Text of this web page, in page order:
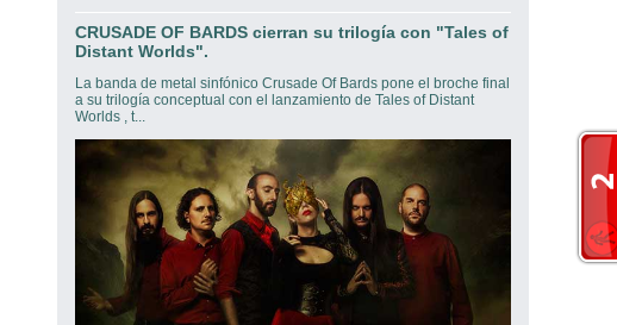
CRUSADE OF BARDS cierran su trilogía con "Tales of
Distant Worlds".
La banda de metal sinfónico Crusade Of Bards pone el broche final
a su trilogía conceptual con el lanzamiento de Tales of Distant
Worlds , t...